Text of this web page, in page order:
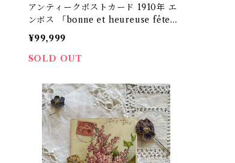
アンティークポストカード 1910年 エ
ンボス 「bonne et heureuse fête」
¥99,999
SOLD OUT